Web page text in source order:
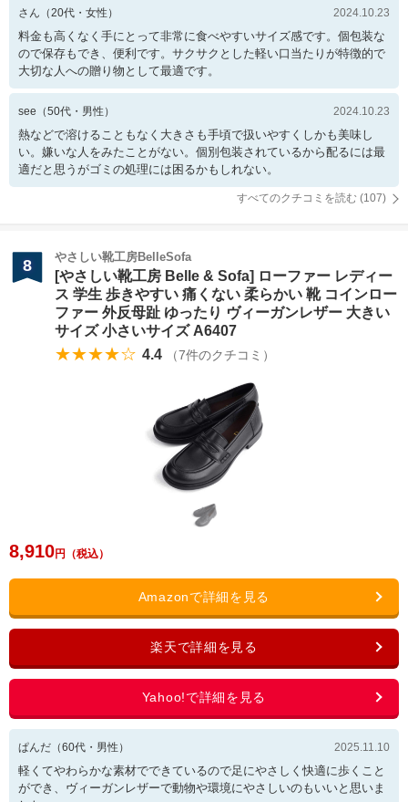
さん （20代・ 女性 ） 2024.10.23
料金も高くなく手にとって非常に食べやすいサイズ感です。個包装な
ので保存もでき、便利です。サクサクとした軽い口当たりが特徴的で
大切な人への贈り物として最適です。
see （50代・ 男性 ） 2024.10.23
熱などで溶けることもなく大きさも手頃で扱いやすくしかも美味し
い。嫌いな人をみたことがない。個別包装されているから配るには最
適だと思うがゴミの処理には困るかもしれない。
すべてのクチコミを読む (107)
8 やさしい靴工房BelleSofa
[やさしい靴工房 Belle & Sofa] ローファー レディー
ス 学生 歩きやすい 痛くない 柔らかい 靴 コインロー
ファー 外反母趾 ゆったり ヴィーガンレザー 大きい
サイズ 小さいサイズ A6407
★★★★☆ 4.4 （7件のクチコミ）
8,910
ぱんだ （60代・ 男性 ） 2025.11.10
軽くてやわらかな素材でできているので足にやさしく快適に歩くこと
ができ、ヴィーガンレザーで動物や環境にやさしいのもいいと思いま